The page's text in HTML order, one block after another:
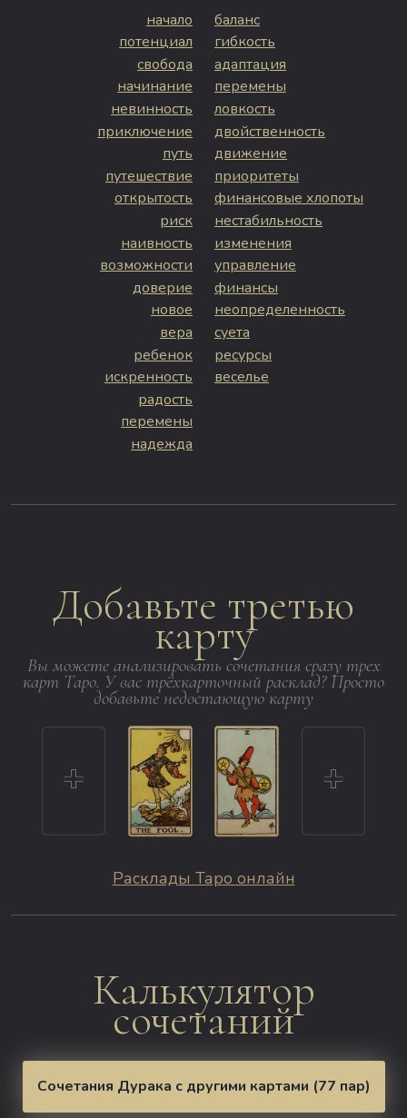
начало
потенциал
свобода
начинание
невинность
приключение
путь
путешествие
открытость
риск
наивность
возможности
доверие
новое
вера
ребенок
искренность
радость
перемены
надежда
баланс
гибкость
адаптация
перемены
ловкость
двойственность
движение
приоритеты
финансовые хлопоты
нестабильность
изменения
управление
финансы
неопределенность
суета
ресурсы
веселье
Добавьте третью
карту
Вы можете анализировать сочетания сразу трех
карт Таро. У вас трёхкарточный расклад? Просто
добавьте недостающую карту
Расклады Таро онлайн
Калькулятор
сочетаний
Сочетания Дурака с другими картами (77 пар)